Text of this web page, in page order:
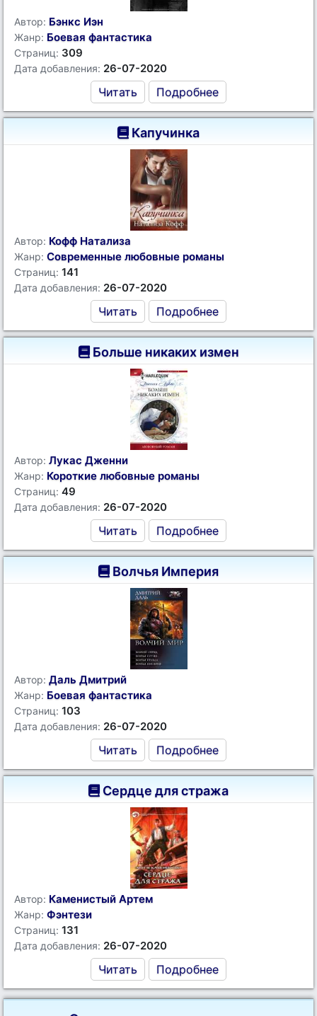
Автор: Бэнкс Иэн
Жанр: Боевая фантастика
Страниц: 309
Дата добавления: 26-07-2020
Читать Подробнее
Капучинка
Автор: Кофф Натализа
Жанр: Современные любовные романы
Страниц: 141
Дата добавления: 26-07-2020
Читать Подробнее
Больше никаких измен
Автор: Лукас Дженни
Жанр: Короткие любовные романы
Страниц: 49
Дата добавления: 26-07-2020
Читать Подробнее
Волчья Империя
Автор: Даль Дмитрий
Жанр: Боевая фантастика
Страниц: 103
Дата добавления: 26-07-2020
Читать Подробнее
Сердце для стража
Автор: Каменистый Артем
Жанр: Фэнтези
Страниц: 131
Дата добавления: 26-07-2020
Читать Подробнее